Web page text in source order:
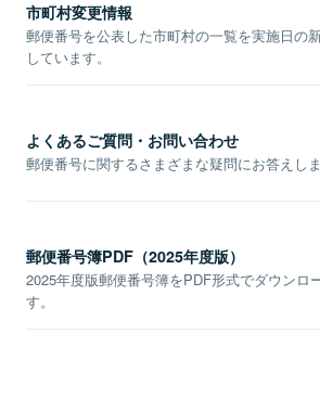
市町村変更情報
郵便番号を公表した市町村の一覧を実施日の
しています。
よくあるご質問・お問い合わせ
郵便番号に関するさまざまな疑問にお答えしま
郵便番号簿PDF（2025年度版）
2025年度版郵便番号簿をPDF形式でダウンロ
す。